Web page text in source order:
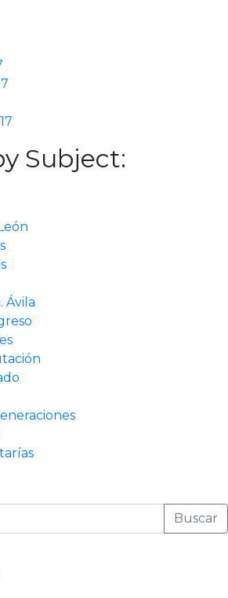
Subject:
Ávila
Buscar